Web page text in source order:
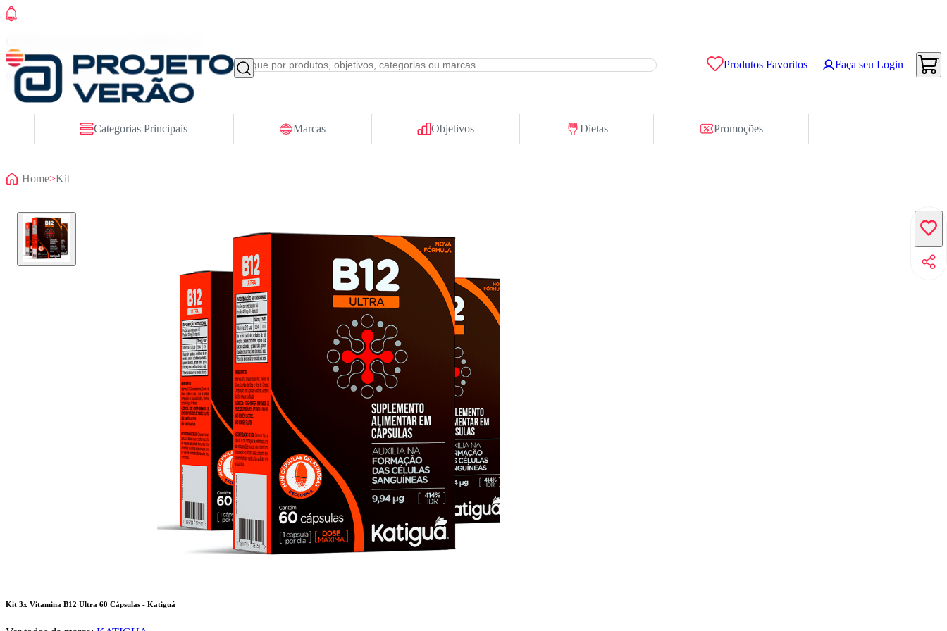
ofertas especiais
Produtos Favoritos Faça seu Login 0
Categorias Principais Marcas Objetivos Dietas Promoções
Home>Kit
Kit 3x Vitamina B12 Ultra 60 Cápsulas - Katiguá